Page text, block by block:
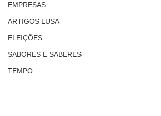
EMPRESAS
ARTIGOS LUSA
ELEIÇÕES
SABORES E SABERES
TEMPO